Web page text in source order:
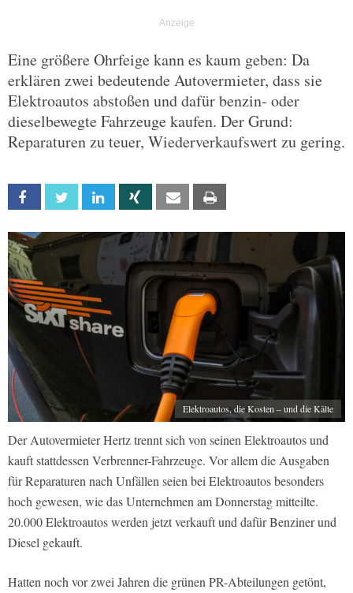
Eine größere Ohrfeige kann es kaum geben: Da
erklären zwei bedeutende Autovermieter, dass sie
Elektroautos abstoßen und dafür benzin- oder
dieselbewegte Fahrzeuge kaufen. Der Grund:
Reparaturen zu teuer, Wiederverkaufswert zu gering.
Facebook Twitter Linkedin Xing Email
Elektroautos, die Kosten – und die Kälte
Der Autovermieter Hertz trennt sich von seinen Elektroautos und
kauft stattdessen Verbrenner-Fahrzeuge. Vor allem die Ausgaben
für Reparaturen nach Unfällen seien bei Elektroautos besonders
hoch gewesen, wie das Unternehmen am Donnerstag mitteilte.
20.000 Elektroautos werden jetzt verkauft und dafür Benziner und
Diesel gekauft.
Hatten noch vor zwei Jahren die grünen PR-Abteilungen getönt,